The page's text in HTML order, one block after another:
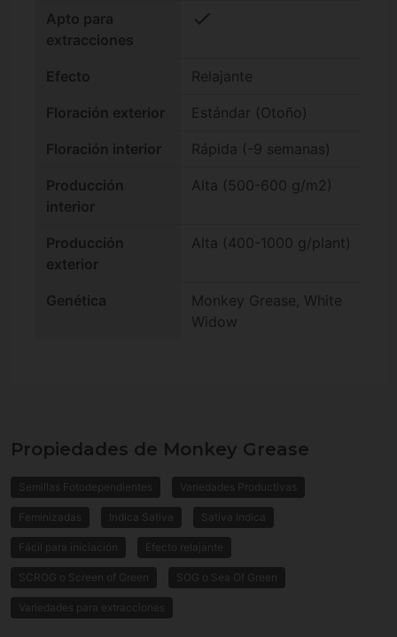
Apto para
extracciones
check
Efecto Relajante
Floración exterior Estándar (Otoño)
Floración interior Rápida (-9 semanas)
Producción
interior
Alta (500-600 g/m2)
Producción
exterior
Alta (400-1000 g/plant)
Genética
Monkey Grease, White
Widow
Propiedades de Monkey Grease
Semillas Fotodependientes Variedades Productivas
Feminizadas Indica Sativa Sativa Indica
Fácil para iniciación Efecto relajante
SCROG o Screen of Green SOG o Sea Of Green
Variedades para extracciones